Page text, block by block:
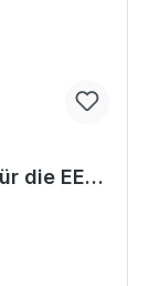
die EEG